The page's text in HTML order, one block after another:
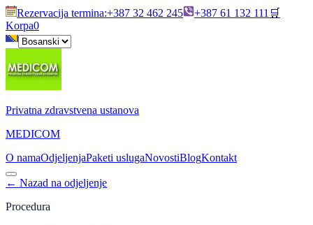
Rezervacija termina:+387 32 462 245 +387 61 132 111 🛒
Korpa0
Privatna zdravstvena ustanova
MEDICOM
O namaOdjeljenjaPaketi uslugaNovostiBlogKontakt
← Nazad na odjeljenje
Procedura